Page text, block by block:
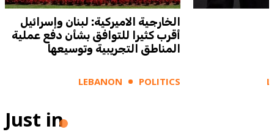
الخارجية الاميركية: لبنان وإسرائيل
أقرب كثيرا للتوافق بشأن دفع عملية
المناطق التجريبية وتوسيعها
LEBANON POLITICS
Just in